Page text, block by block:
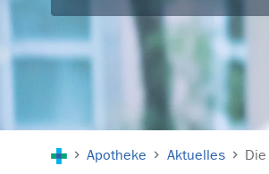
Apotheke Aktuelles